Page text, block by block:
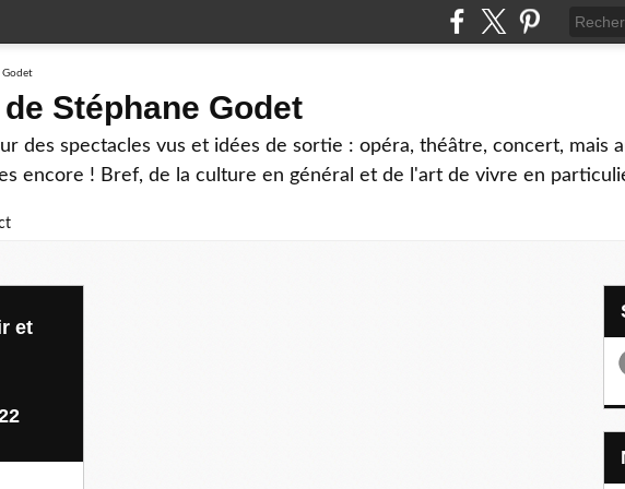
Stéphane Godet
des spectacles vus et idées de sortie : opéra, théâtre, concert, mais
encore ! Bref, de la culture en général et de l'art de vivre en
et